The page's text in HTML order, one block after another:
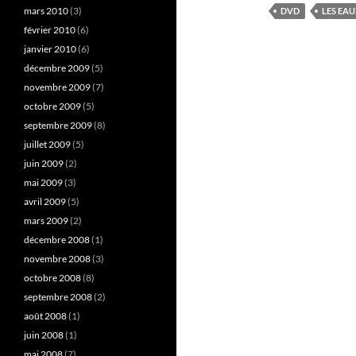
DVD LES
mars 2010(3)
février 2010(6)
janvier 2010(6)
décembre 2009(5)
novembre 2009(7)
octobre 2009(5)
septembre 2009(8)
juillet 2009(5)
juin 2009(2)
mai 2009(3)
avril 2009(5)
mars 2009(2)
décembre 2008(1)
novembre 2008(3)
octobre 2008(8)
septembre 2008(2)
août 2008(1)
juin 2008(1)